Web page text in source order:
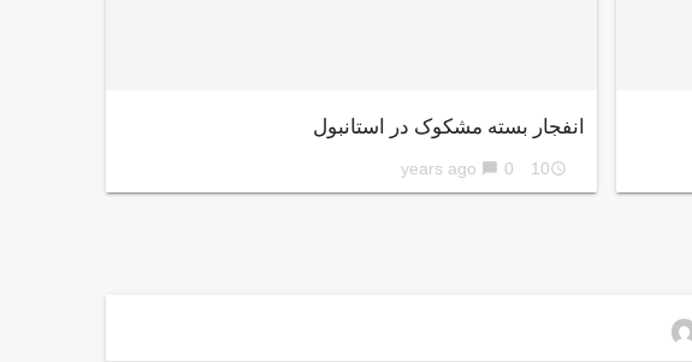
انفجار بسته مشکوک در استانبول
access_time
10 years ago
chat_bubble 0